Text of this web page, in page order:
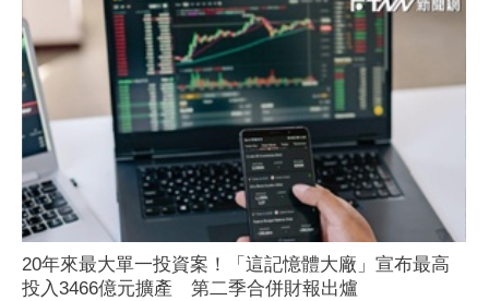
20年來最大單一投資案！「這記憶體大廠」宣布最高
投入3466億元擴產 第二季合併財報出爐